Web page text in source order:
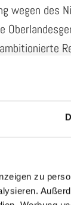
zu
des
des
der
gerne mit